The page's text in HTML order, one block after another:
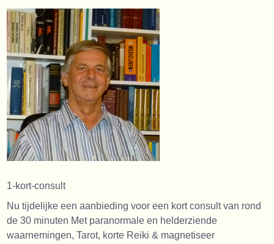
1-kort-consult
Nu tijdelijke een aanbieding voor een kort consult van rond
de 30 minuten Met paranormale en helderziende
waarnemingen, Tarot, korte Reiki & magnetiseer